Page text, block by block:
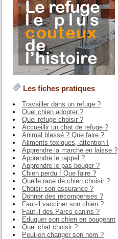
Les fiches pratiques
Travailler dans un refuge ?
Quel chien adopter ?
Quel refuge choisir ?
Accueillir un chat de refuge ?
Animal blessé ? Que faire ?
Aliments toxiques, attention !
Apprendre la marche en laisse ?
Apprendre le rappel ?
Apprendre le pas bouger ?
Chien perdu ! Que faire ?
Quelle race de chien choisir ?
Choisir son assurance ?
Donner des récompenses ?
Faut-il vacciner son chien ?
Faut-il des Parcs canins ?
Eduquer son chien en bougeant
Quel chat choisir ?
Peut-on changer son nom ?